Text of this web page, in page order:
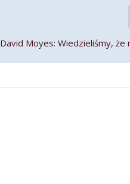
David Moyes: Wiedzieliśmy, że